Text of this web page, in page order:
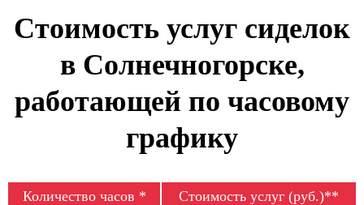
Стоимость услуг сиделок
в Солнечногорске,
работающей по часовому
графику
Количество часов * Стоимость услуг (руб.)**